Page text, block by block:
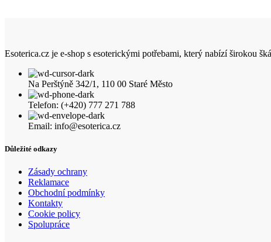
Esoterica.cz je e-shop s esoterickými potřebami, který nabízí širokou
Na Perštýně 342/1, 110 00 Staré Město
Telefon: (+420) 777 271 788
Email: info@esoterica.cz
Důležité odkazy
Zásady ochrany
Reklamace
Obchodní podmínky
Kontakty
Cookie policy
Spolupráce